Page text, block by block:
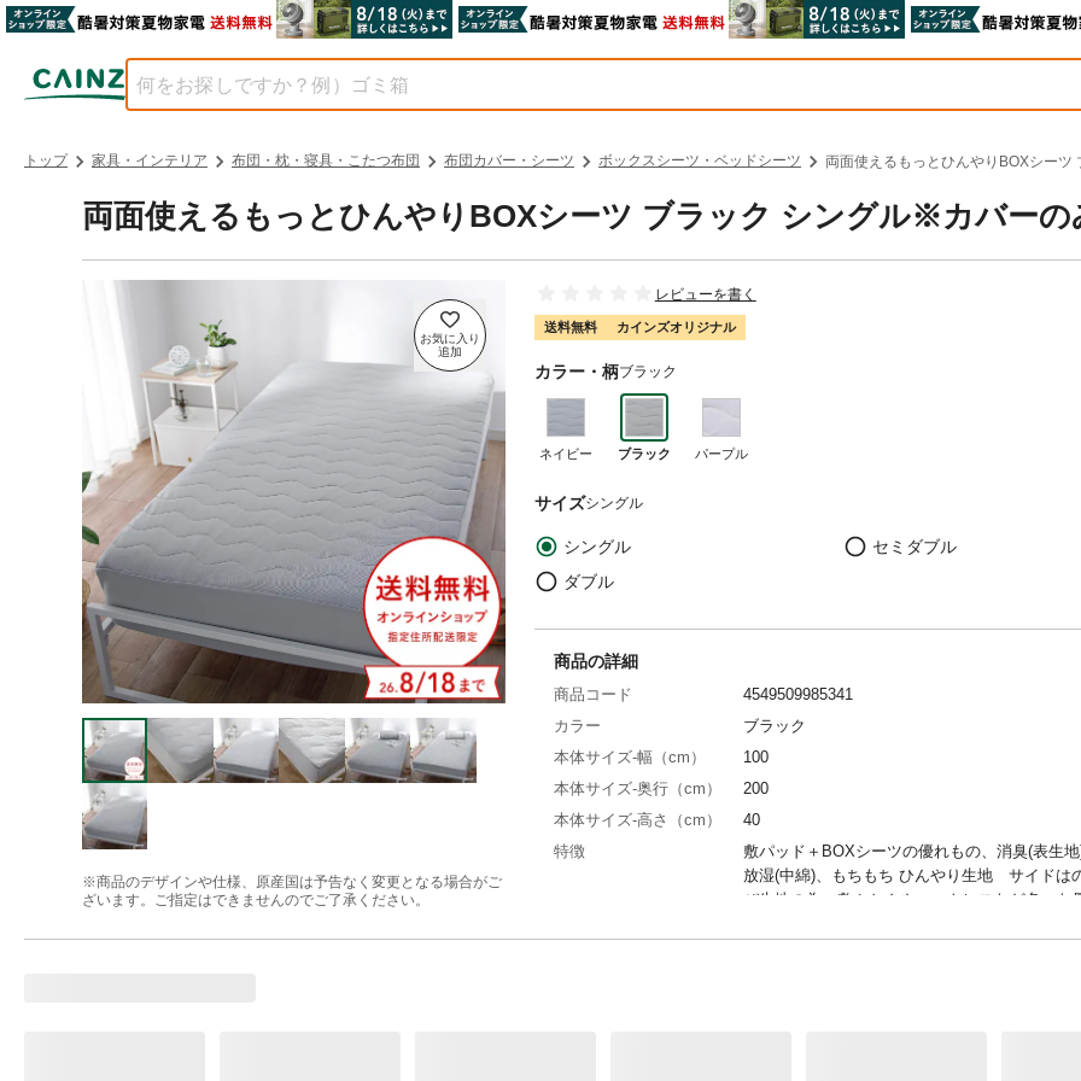
トップ 家具・インテリア 布団・枕・寝具・こたつ布団 布団カバー・シーツ ボックスシーツ・ベッドシーツ 両面使えるもっとひんやりBOXシー
両面使えるもっとひんやりBOXシーツ ブラック シングル※カバーの
※商品のデザインや仕様、原産国は予告なく変更となる場合がご
ざいます。ご指定はできませんのでご了承ください。
レビューを書く
送料無料 カインズオリジナル
カラー・柄ブラック
ネイビー ブラック パープル
サイズシングル
シングル
セミダブル
ダブル
商品の詳細
商品コード
4549509985341
カラー
ブラック
本体サイズ-幅（cm）
100
本体サイズ-奥行（cm）
200
本体サイズ-高さ（cm）
40
特徴
敷パッド＋BOXシーツの優れもの、消臭(表生
放湿(中綿)、もちもち ひんやり生地 サイドは
び生地の為、敷ふとんやマットレスなど色々な